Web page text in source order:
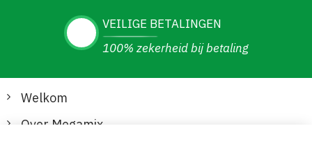
VEILIGE BETALINGEN
100% zekerheid bij betaling
Welkom
Over Megamix